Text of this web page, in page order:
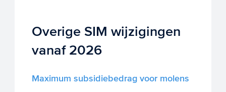
Overige SIM wijzigingen
vanaf 2026
Maximum subsidiebedrag voor molens